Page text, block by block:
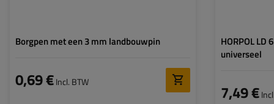
Borgpen met een 3 mm landbouwpin
0,69 €Incl. BTW
HORPOL LD
universeel
7,49 €